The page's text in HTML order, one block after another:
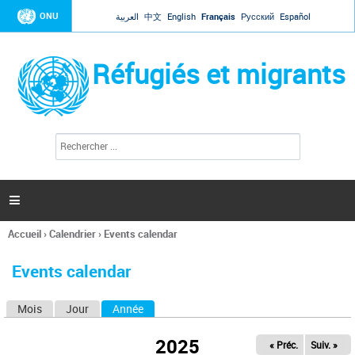
Jump to navigation
ONU العربية 中文 English Français Русский Español
Réfugiés et migrants
l
c
h
e

Vous
ici
Accueil›Calendrier› Events calendar
Events calendar
Mois Jour Année
2025 « Préc. Suiv. »